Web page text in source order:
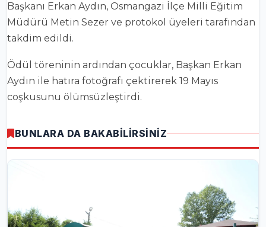
Başkanı Erkan Aydın, Osmangazi İlçe Milli Eğitim
Müdürü Metin Sezer ve protokol üyeleri tarafından
takdim edildi.
Ödül töreninin ardından çocuklar, Başkan Erkan
Aydın ile hatıra fotoğrafı çektirerek 19 Mayıs
coşkusunu ölümsüzleştirdi.
BUNLARA DA BAKABİLİRSİNİZ